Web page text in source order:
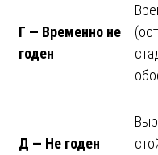
Г — Временно не
годен
Д — Не годен